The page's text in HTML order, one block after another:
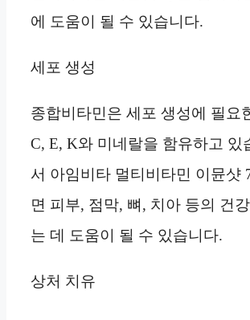
에 도움이 될 수 있습니다.
세포 생성
종합비타민은 세포 생성에 필요
C, E, K와 미네랄을 함유하고 있
서 아임비타 멀티비타민 이뮨샷
면 피부, 점막, 뼈, 치아 등의 건
는 데 도움이 될 수 있습니다.
상처 치유